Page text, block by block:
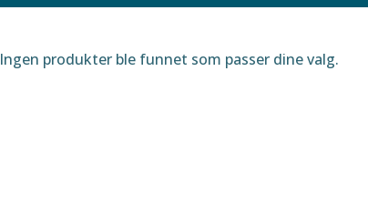
Ingen produkter ble funnet som passer dine valg.